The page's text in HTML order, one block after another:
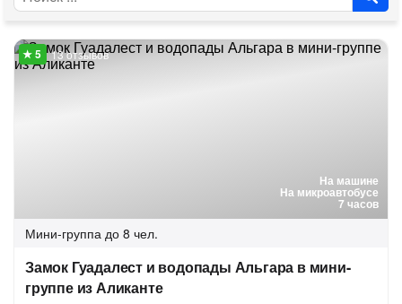
На машине
На микроавтобусе
7 часов
13 отзывов
Мини-группа до 8 чел.
Замок Гуадалест и водопады Альгара в мини-
группе из Аликанте